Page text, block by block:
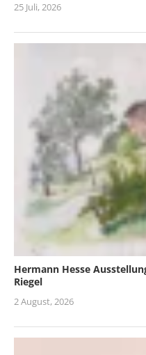
25 Juli, 2026
Hermann Hesse
Riegel
2 August, 2026